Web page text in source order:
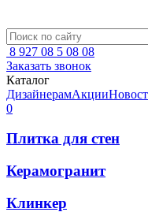
8 927 08 5 08 08
Заказать звонок
Каталог
ДизайнерамАкции
0
Плитка для стен
Керамогранит
Клинкер